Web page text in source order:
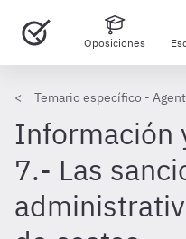
Oposiciones
Temario específico -
Información
7.- Las